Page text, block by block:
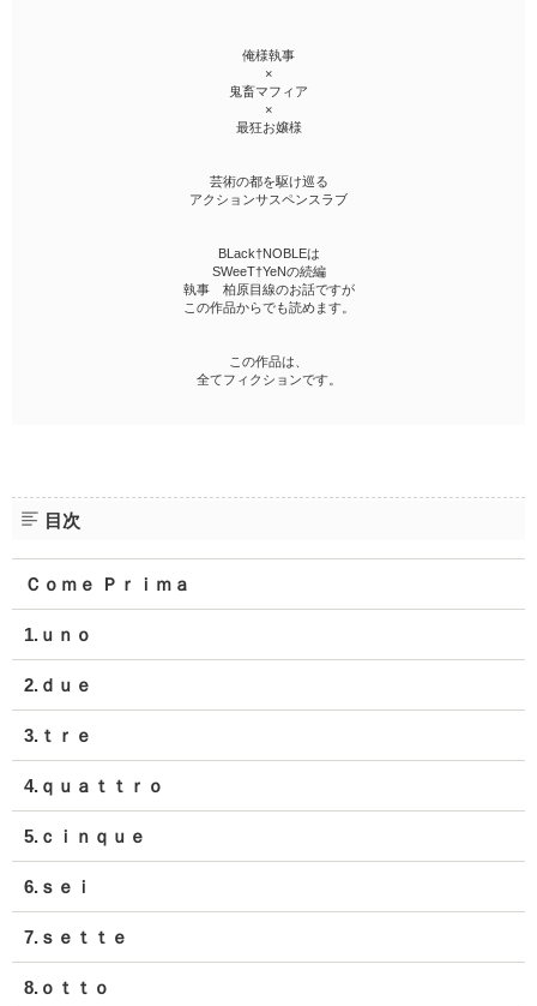
俺様執事
×
鬼畜マフィア
×
最狂お嬢様
芸術の都を駆け巡る
アクションサスペンスラブ
BLack†NOBLEは
SWeeT†YeNの続編
執事 柏原目線のお話ですが
この作品からでも読めます。
この作品は、
全てフィクションです。
目次
Ｃｏｍｅ Ｐｒｉｍａ
1.ｕｎｏ
2.ｄｕｅ
3.ｔｒｅ
4.ｑｕａｔｔｒｏ
5.ｃｉｎｑｕｅ
6.ｓｅｉ
7.ｓｅｔｔｅ
8.ｏｔｔｏ